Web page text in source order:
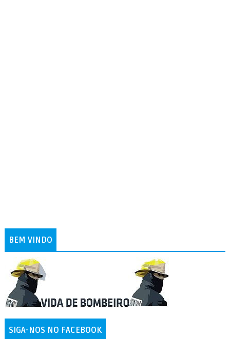
BEM VINDO
SIGA-NOS NO FACEBOOK